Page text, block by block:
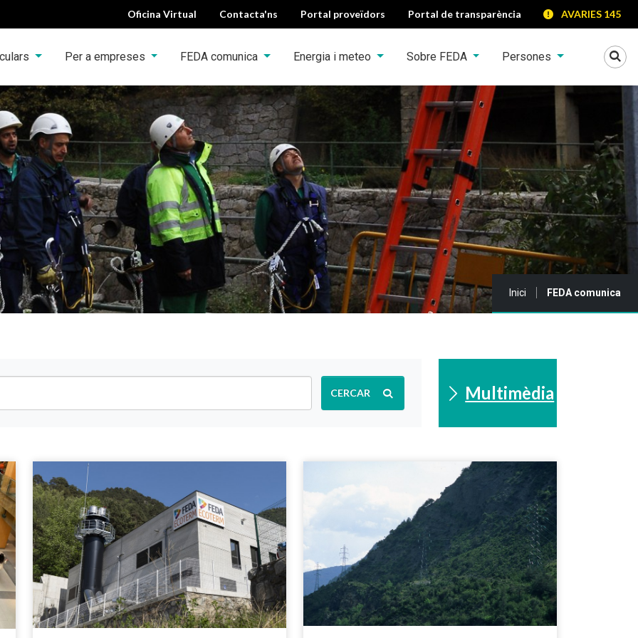
Oficina Virtual Contacta'ns Portal proveïdors Portal de transparència AVARIES 145
Per a empreses FEDA comunica Energia i meteo Sobre FEDA Persones
Sou a:
Inici FEDA comunica
CERCAR Multimèdia